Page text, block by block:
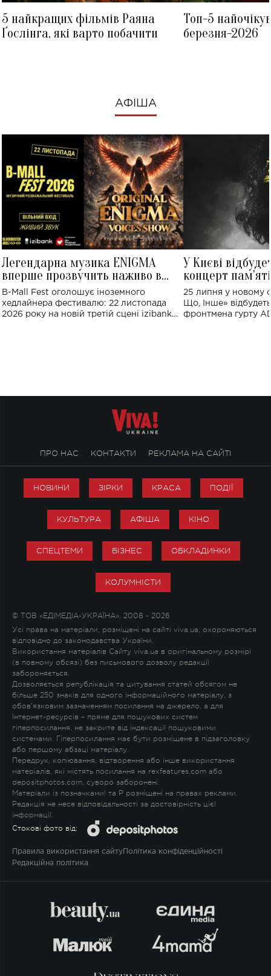
5 найкращих фільмів Раяна
Ґослінга, які варто побачити
Топ-5
березня-2026
АФІША
Легендарна музика ENIGMA
вперше прозвучить наживо в
Україні: де відбудеться концерт
B-Mall Fest оголошує іноземного
хедлайнера фестивалю: 22 листопада
2026 року на новій третій сцені izibank
У Києві
концерт
Клименка:
виконають
25 липня у новому
Що, Інше»
фронтмена гурту
ПРО НАС КОНТАКТИ РЕКЛАМА НА САЙТІ
НОВИНИ ЗІРКИ КРАСА ПОДІЇ
КУЛЬТУРА АФІША КІНО
СПЕЦТЕМИ БІЗНЕС ОБКЛАДИНКИ
КОЛУМНІСТИ
© ТОВ «ЕДІМЕДІА-УКРАЇНА», 2008 - 2026
Усі права на матеріали, розміщені на сайті viva.ua, охороняються
відповідно до законодавства України.
Використання матеріалів Сайту viva.ua в оригінальному розмірі
(в повному обсязі) без письмового дозволу редакції
забороняється.
Дозволяється републікація та цитування статей обсягом не
більше 250 знаків для одного інформаційного матеріалу, з
обов'язковим зазначенням посилання на джерело, а для
Інтернет-ресурсів – пряме для пошукових систем
гіперпосилання, не закрите від індексації пошуковими
системами. Гіперпосилання має бути розміщене в підзаголовку
або першому абзаці матеріалу.
Передрук, копіювання, відтворення або інше використання
матеріалів, які містять посилання на rexfeatures.com або
depositphotos.com, суворо заборонені.
Матеріали із позначками! та P розміщені на правах реклами.
Редакція не несе відповідальності за достовірність цієї
інформації.
Стокові фото від:
Правила використання сайту Політика конфіденційності
Редакційна політика